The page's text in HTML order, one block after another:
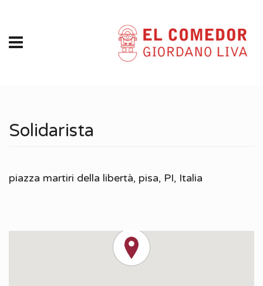
Solidarista
piazza martiri della libertà, pisa, PI, Italia